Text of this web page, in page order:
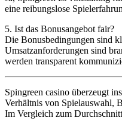
eine reibungslose
5. Ist das Bonusangebot fair?
Die Bonusbedingungen sind
Umsatzanforderungen sind
werden transparent
Spingreen casino überzeugt
Verhältnis von Spielauswahl,
Im Vergleich zum